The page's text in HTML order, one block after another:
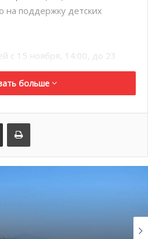
на поддержку детских
с 15 ноября, 14:00, до 23
круглосуточная поддержка
еще открыт!
accueil-
«Остров
больше
Поделиться по электронной почте Распечатать